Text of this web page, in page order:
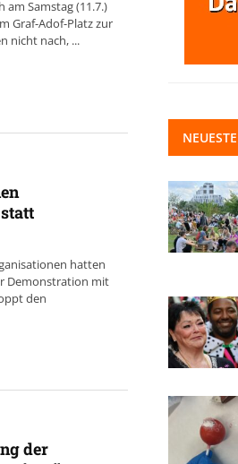
Samstag (11.7.)
Graf-Adof-Platz zur
nicht nach, ...
hatten
Demonstration mit
den
der